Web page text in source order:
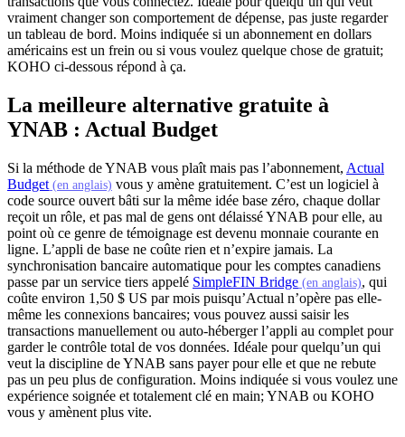
vraiment changer son comportement de dépense, pas juste regarder
un tableau de bord. Moins indiquée si un abonnement en dollars
américains est un frein ou si vous voulez quelque chose de gratuit;
KOHO ci-dessous répond à ça.
La meilleure alternative gratuite à
YNAB : Actual Budget
Si la méthode de YNAB vous plaît mais pas l’abonnement, Actual
Budget(en anglais) (s'ouvre dans un nouvel onglet)
vous y amène gratuitement. C’est un logiciel à
code source ouvert bâti sur la même idée base zéro, chaque dollar
reçoit un rôle, et pas mal de gens ont délaissé YNAB pour elle, au
point où ce genre de témoignage est devenu monnaie courante en
ligne. L’appli de base ne coûte rien et n’expire jamais. La
synchronisation bancaire automatique pour les comptes canadiens
passe par un service tiers appelé SimpleFIN Bridge (en anglais), qui
coûte environ 1,50 $ US par mois puisqu’Actual n’opère pas elle-
même les connexions bancaires; vous pouvez aussi saisir les
transactions manuellement ou auto-héberger l’appli au complet pour
garder le contrôle total de vos données. Idéale pour quelqu’un qui
veut la discipline de YNAB sans payer pour elle et que ne rebute
pas un peu plus de configuration. Moins indiquée si vous voulez une
expérience soignée et totalement clé en main; YNAB ou KOHO
vous y amènent plus vite.